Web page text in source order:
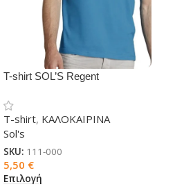
T-shirt SOL’S Regent
T-shirt, ΚΑΛΟΚΑΙΡΙΝΑ
Sol's
SKU: 111-000
5,50 €
Επιλογή